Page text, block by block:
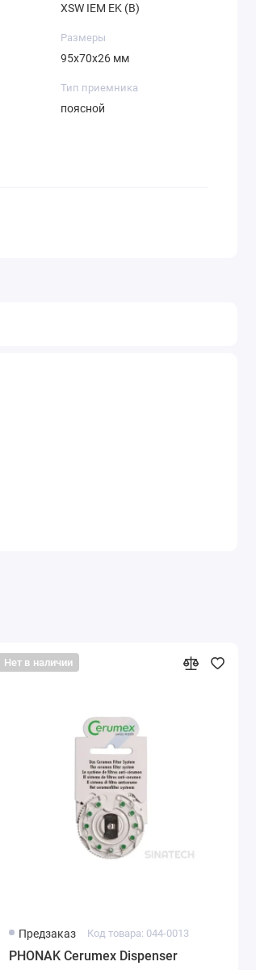
XSW IEM EK (B)
Размеры
95x70x26 мм
Тип приемника
поясной
Нет в наличии
Предзаказ Код товара: 044-0013
PHONAK Cerumex Dispenser